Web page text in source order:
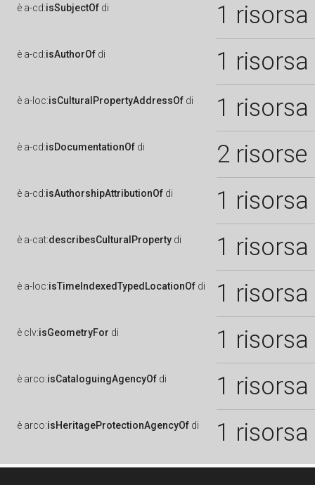
è a-cd:isSubjectOf di 1 risorsa
è a-cd:isAuthorOf di 1 risorsa
è a-loc:isCulturalPropertyAddressOf di 1 risorsa
è a-cd:isDocumentationOf di 2 risorse
è a-cd:isAuthorshipAttributionOf di 1 risorsa
è a-cat:describesCulturalProperty di 1 risorsa
è a-loc:isTimeIndexedTypedLocationOf di 1 risorsa
è clv:isGeometryFor di 1 risorsa
è arco:isCataloguingAgencyOf di 1 risorsa
è arco:isHeritageProtectionAgencyOf di 1 risorsa